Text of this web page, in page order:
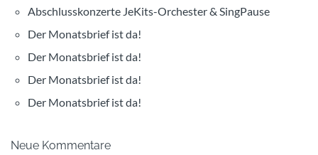
Abschlusskonzerte JeKits-Orchester & SingPause
Der Monatsbrief ist da!
Der Monatsbrief ist da!
Der Monatsbrief ist da!
Der Monatsbrief ist da!
Neue Kommentare